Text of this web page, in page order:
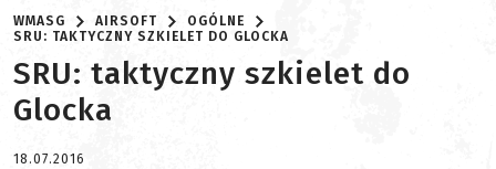
WMASG AIRSOFT
OGÓLNE
SRU: TAKTYCZNY SZKIELET DO GLOCKA
SRU: taktyczny szkielet do
Glocka
18.07.2016